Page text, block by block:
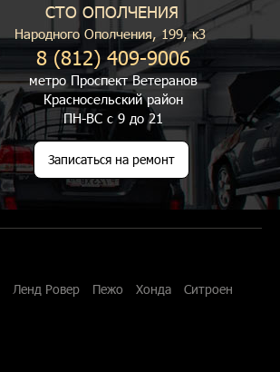
СТО ОПОЛЧЕНИЯ
Народного Ополчения, 199, к3
8 (812) 409-9006
метро Проспект Ветеранов
Красносельский район
ПН-ВС с 9 до 21
Записаться на ремонт
Ленд Ровер Пежо Хонда
Ситроен